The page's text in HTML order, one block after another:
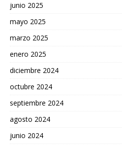
junio 2025
mayo 2025
marzo 2025
enero 2025
diciembre 2024
octubre 2024
septiembre 2024
agosto 2024
junio 2024